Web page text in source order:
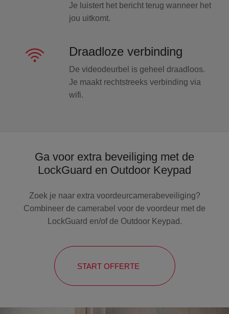
Je luistert het bericht terug wanneer het
jou uitkomt.
Draadloze verbinding
De videodeurbel is geheel draadloos.
Je maakt rechtstreeks verbinding via
wifi.
Ga voor extra beveiliging met de
LockGuard en Outdoor Keypad
Zoek je naar extra voordeurcamerabeveiliging?
Combineer de camerabel voor de voordeur met de
LockGuard en/of de Outdoor Keypad.
START OFFERTE